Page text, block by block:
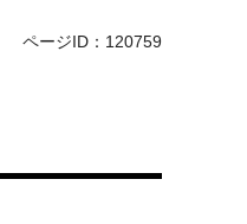
ページID：120759